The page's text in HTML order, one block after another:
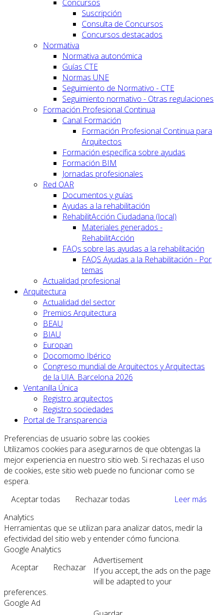
Concursos
Suscripción
Consulta de Concursos
Concursos destacados
Normativa
Normativa autonómica
Guías CTE
Normas UNE
Seguimiento de Normativo - CTE
Seguimiento normativo - Otras regulaciones
Formación Profesional Continua
Canal Formación
Formación Profesional Continua para
Arquitectos
Formación específica sobre ayudas
Formación BIM
Jornadas profesionales
Red OAR
Documentos y guías
Ayudas a la rehabilitación
RehabilitAcción Ciudadana (local)
Materiales generados -
RehabilitAcción
FAQs sobre las ayudas a la rehabilitación
FAQS Ayudas a la Rehabilitación - Por
temas
Actualidad profesional
Arquitectura
Actualidad del sector
Premios Arquitectura
BEAU
BIAU
Europan
Docomomo Ibérico
Congreso mundial de Arquitectos y Arquitectas
de la UIA. Barcelona 2026
Ventanilla Única
Registro arquitectos
Registro sociedades
Portal de Transparencia
Preferencias de usuario sobre las cookies
Utilizamos cookies para asegurarnos de que obtengas la
mejor experiencia en nuestro sitio web. Si rechazas el uso
de cookies, este sitio web puede no funcionar como se
espera.
Aceptar todas
Rechazar todas
Leer más
Analytics
Herramientas que se utilizan para analizar datos, medir la
efectividad del sitio web y entender cómo funciona.
Google Analytics
Aceptar
Rechazar
Advertisement
If you accept, the ads on the page
will be adapted to your
preferences.
Google Ad